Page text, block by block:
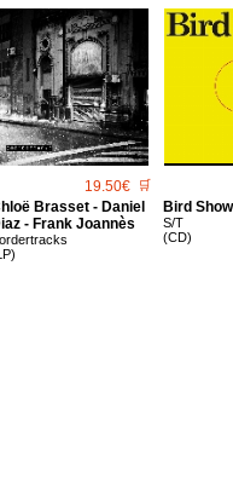
19.50€ 🛒
Brasset - Daniel
- Frank Joannès
Bird
S/T
(CD)